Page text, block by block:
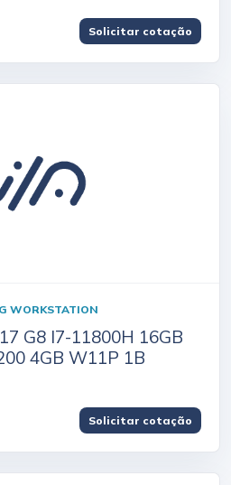
Solicitar cotação
WORKSTATION
G8 I7-11800H 16GB
4GB W11P 1B
Solicitar cotação